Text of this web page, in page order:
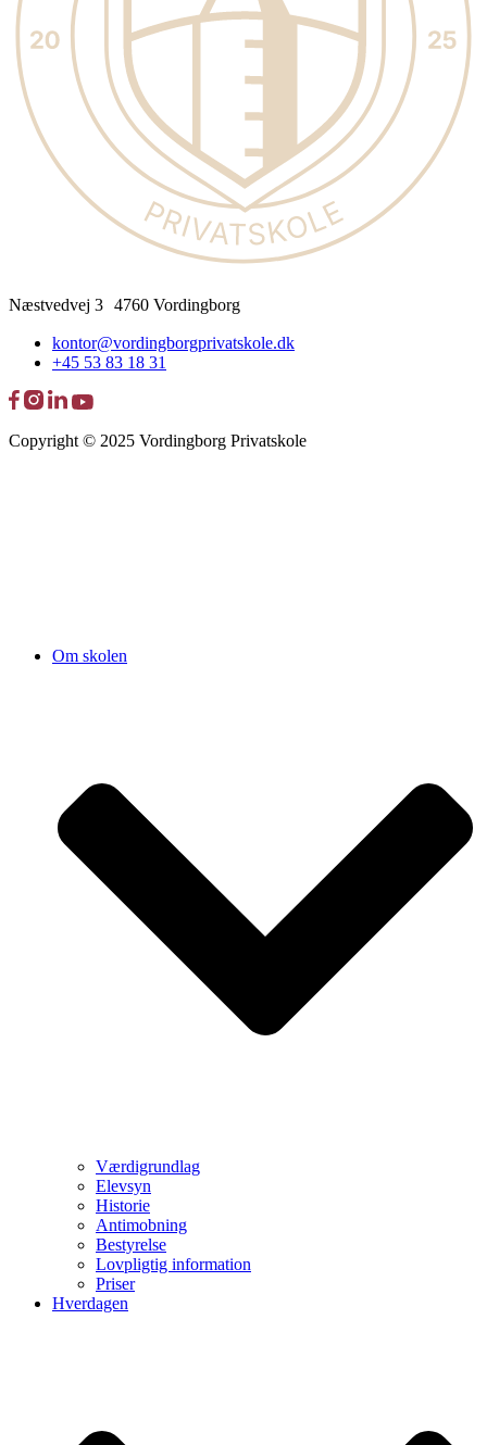
Næstvedvej 3 4760 Vordingborg
kontor@vordingborgprivatskole.dk
+45 53 83 18 31
Copyright © 2025 Vordingborg Privatskole
Om skolen
Værdigrundlag
Elevsyn
Historie
Antimobning
Bestyrelse
Lovpligtig information
Priser
Hverdagen